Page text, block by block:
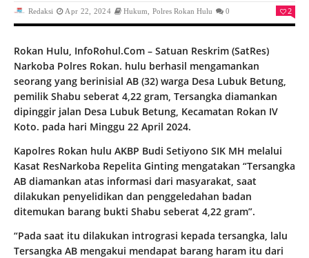
Redaksi Apr 22, 2024 Hukum Polres Rokan Hulu 0 2
Rokan Hulu, InfoRohul.Com – Satuan Reskrim (SatRes)
Narkoba Polres Rokan. hulu berhasil mengamankan
seorang yang berinisial AB (32) warga Desa Lubuk Betung,
pemilik Shabu seberat 4,22 gram, Tersangka diamankan
dipinggir jalan Desa Lubuk Betung, Kecamatan Rokan IV
Koto. pada hari Minggu 22 April 2024.
Kapolres Rokan hulu AKBP Budi Setiyono SIK MH melalui
Kasat ResNarkoba Repelita Ginting mengatakan “Tersangka
AB diamankan atas informasi dari masyarakat, saat
dilakukan penyelidikan dan penggeledahan badan
ditemukan barang bukti Shabu seberat 4,22 gram”.
“Pada saat itu dilakukan intrograsi kepada tersangka, lalu
Tersangka AB mengakui mendapat barang haram itu dari